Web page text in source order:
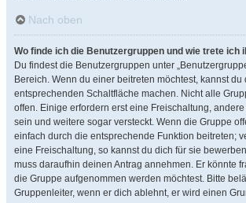
Nach oben
Wo finde ich die Benutzergruppen und wie trete ich
Du findest die Benutzergruppen unter
Bereich. Wenn du einer beitreten möchtest, kannst du
entsprechenden Schaltfläche machen. Nicht alle
offen. Einige erfordern erst eine Freischaltung,
sein und weitere sogar versteckt. Wenn die Gruppe
einfach durch die entsprechende Funktion beitreten;
eine Freischaltung, so kannst du dich für sie
muss daraufhin deinen Antrag annehmen. Er könnte
die Gruppe aufgenommen werden möchtest. Bitte
Gruppenleiter, wenn er dich ablehnt, er wird einen